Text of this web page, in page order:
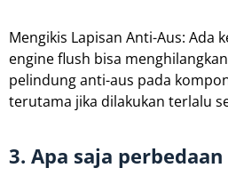
Mengikis Lapisan Anti-Aus: Ada
engine flush bisa
pelindung anti-aus pada
terutama jika dilakukan terlalu
3. Apa saja perbedaan